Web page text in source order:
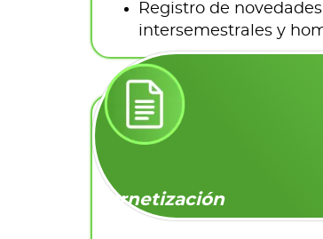
Registro de
intersemestrales y
Carnetización